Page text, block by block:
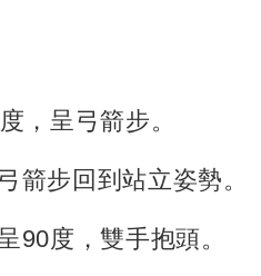
，呈弓箭步。
箭步回到站立姿勢。
90度，雙手抱頭。